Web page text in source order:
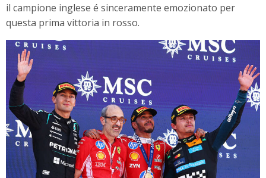
il campione inglese é sinceramente emozionato per
questa prima vittoria in rosso.